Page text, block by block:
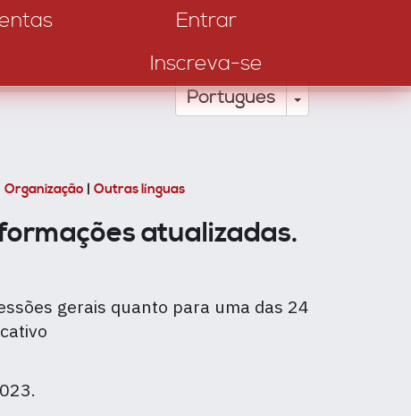
Entrar
Inscreva-se
Português Toggle
Organização | Outras línguas
atualizadas.
gerais quanto para uma das 24